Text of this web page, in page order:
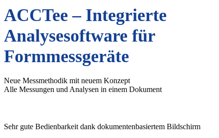
ACCTee – Integrierte
Analysesoftware für
Formmessgeräte
Neue Messmethodik mit neuem Konzept
Alle Messungen und Analysen in einem Dokument
Sehr gute Bedienbarkeit dank dokumentenbasiertem Bildschirm